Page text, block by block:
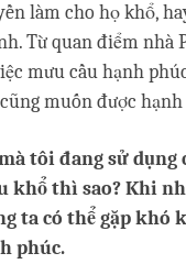
làm cho họ khổ,
Từ quan điểm nhà
mưu cầu hạnh
muốn được
tôi đang sử dụng
khổ thì sao? Khi
ta có thể gặp khó
phúc.